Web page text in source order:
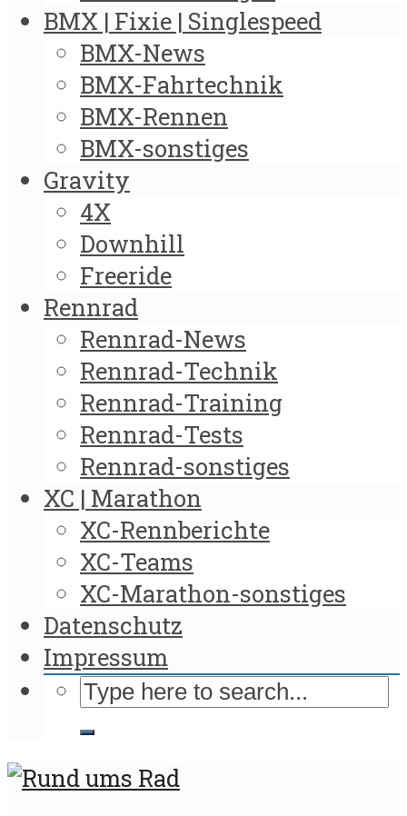
BMX | Fixie | Singlespeed
BMX-News
BMX-Fahrtechnik
BMX-Rennen
BMX-sonstiges
Gravity
4X
Downhill
Freeride
Rennrad
Rennrad-News
Rennrad-Technik
Rennrad-Training
Rennrad-Tests
Rennrad-sonstiges
XC | Marathon
XC-Rennberichte
XC-Teams
XC-Marathon-sonstiges
Datenschutz
Impressum